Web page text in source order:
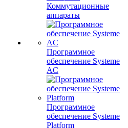
Коммутационные
аппараты
Программное
обеспечение Systeme
AC
Программное
обеспечение Systeme
Platform